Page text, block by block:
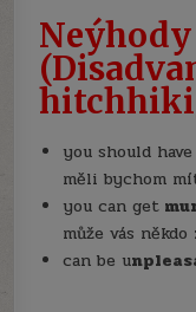
you should
měli bychom
you can get
může vás
can be u